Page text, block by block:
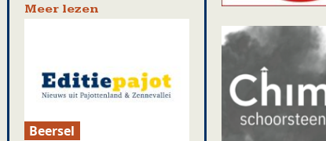
Meer lezen
Beersel